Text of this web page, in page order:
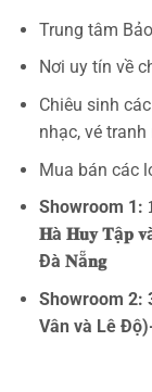
Trung tâm
Nơi uy tín về
Chiêu sinh
nhạc, vé
Mua bán các
Showroom 1:
𝐇à 𝐇𝐮𝐲 𝐓ậ𝐩
Đà 𝐍ẵ𝐧𝐠
Showroom 2:
Vân và Lê